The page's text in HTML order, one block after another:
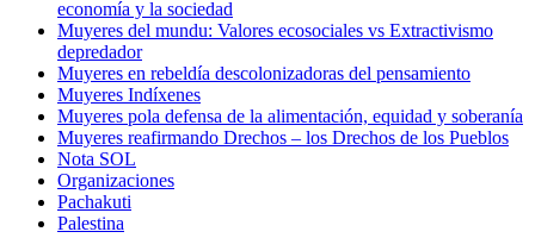
economía y la sociedad
Muyeres del mundu: Valores ecosociales vs Extractivismo
depredador
Muyeres en rebeldía descolonizadoras del pensamiento
Muyeres Indíxenes
Muyeres pola defensa de la alimentación, equidad y soberanía
Muyeres reafirmando Drechos – los Drechos de los Pueblos
Nota SOL
Organizaciones
Pachakuti
Palestina